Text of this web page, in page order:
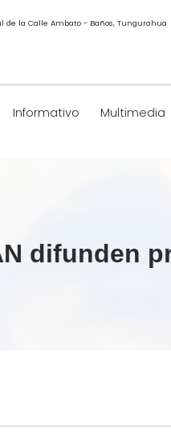
de la Calle Ambato - Baños, Tungurahua
Informativo Multimedia
difunden